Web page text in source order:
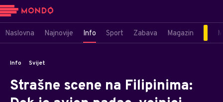
Naslovna Najnovije Info Sport Zabava Magazin
Info Svijet
Strašne scene na Filipinima: